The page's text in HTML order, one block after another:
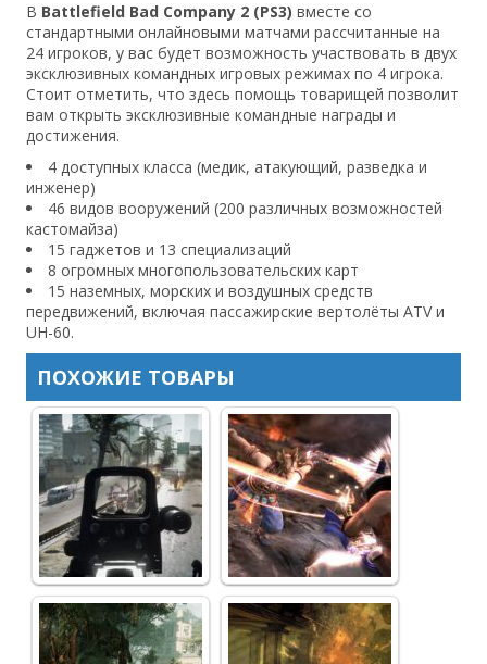
В Battlefield Bad Company 2 (PS3) вместе со
стандартными онлайновыми матчами рассчитанные на
24 игроков, у вас будет возможность участвовать в двух
эксклюзивных командных игровых режимах по 4 игрока.
Стоит отметить, что здесь помощь товарищей позволит
вам открыть эксклюзивные командные награды и
достижения.
4 доступных класса (медик, атакующий, разведка и
инженер)
46 видов вооружений (200 различных возможностей
кастомайза)
15 гаджетов и 13 специализаций
8 огромных многопользовательских карт
15 наземных, морских и воздушных средств
передвижений, включая пассажирские вертолёты ATV и
UH-60.
ПОХОЖИЕ ТОВАРЫ